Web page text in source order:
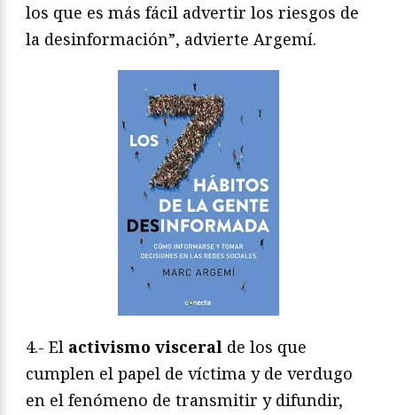
los que es más fácil advertir los riesgos de
la desinformación”, advierte Argemí.
4.- El activismo visceral de los que
cumplen el papel de víctima y de verdugo
en el fenómeno de transmitir y difundir,